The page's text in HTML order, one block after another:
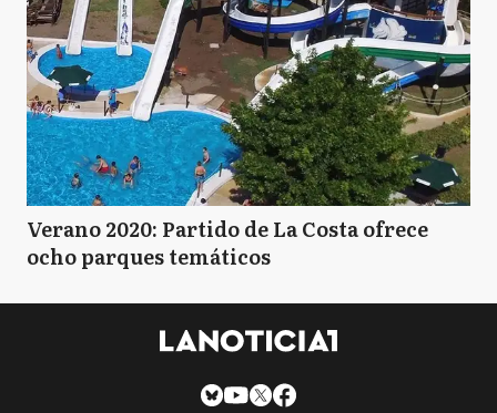
Verano 2020: Partido de La Costa ofrece
ocho parques temáticos